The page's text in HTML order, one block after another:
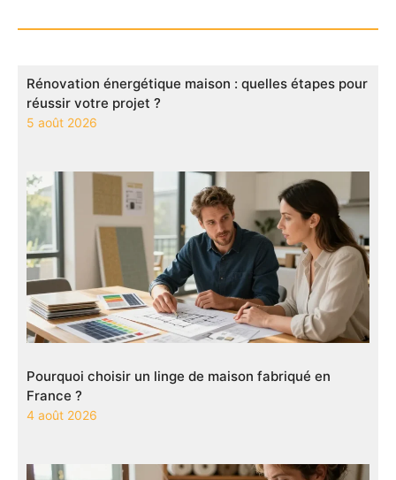
Rénovation énergétique maison : quelles étapes pour
réussir votre projet ?
5 août 2026
Pourquoi choisir un linge de maison fabriqué en
France ?
4 août 2026